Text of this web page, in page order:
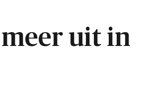
meer uit in